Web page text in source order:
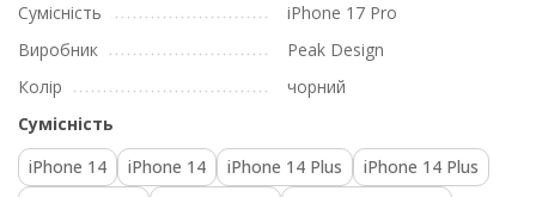
Сумісність
iPhone 17 Pro
Виробник
Peak Design
Колір
чорний
Сумісність
iPhone 14
iPhone 14 iPhone 14 Plus
iPhone 14 Plus